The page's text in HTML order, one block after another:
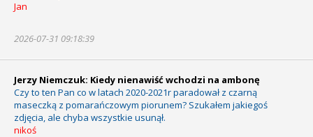
Jan
2026-07-31 09:18:39
Jerzy Niemczuk: Kiedy nienawiść wchodzi na ambonę
Czy to ten Pan co w latach 2020-2021r paradował z czarną
maseczką z pomarańczowym piorunem? Szukałem jakiegoś
zdjęcia, ale chyba wszystkie usunął.
nikoś